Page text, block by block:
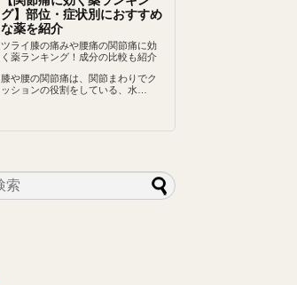
グ】部位・症状別におすすめ
な薬を紹介
ツライ膝の痛みや腰痛の関節痛に効
く薬ランキング！成分の比較も紹介
膝や腰の関節痛は、関節まわりでク
ッションの役割をしている、水…